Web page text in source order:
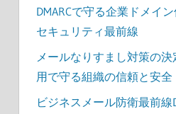
DMARCで守る企業ドメイ
セキュリティ最前線
メールなりすまし対策の決
用で守る組織の信頼と安全
ビジネスメール防衛最前線